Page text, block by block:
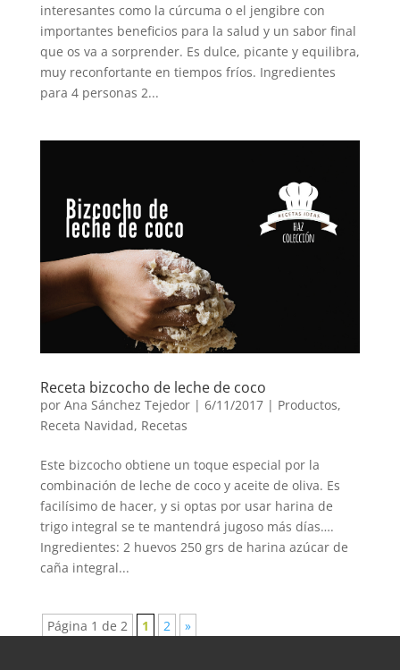
interesantes como la cúrcuma o el jengibre con
importantes beneficios para la salud y un sabor final
que os va a sorprender. Es dulce, picante y equilibra,
muy reconfortante en tiempos fríos. Ingredientes
para 4 personas 2...
Receta bizcocho de leche de coco
por Ana Sánchez Tejedor| 6/11/2017 | Productos,
Receta Navidad, Recetas
Este bizcocho obtiene un toque especial por la
combinación de leche de coco y aceite de oliva. Es
facilísimo de hacer, y si optas por usar harina de
trigo integral se te mantendrá jugoso más días….
Ingredientes: 2 huevos 250 grs de harina azúcar de
caña integral...
Página 1 de 2 1 2 »